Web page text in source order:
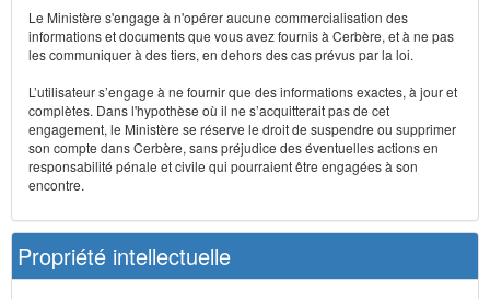
Le Ministère s'engage à n'opérer aucune commercialisation des
informations et documents que vous avez fournis à Cerbère, et à ne pas
les communiquer à des tiers, en dehors des cas prévus par la loi.
L’utilisateur s’engage à ne fournir que des informations exactes, à jour et
complètes. Dans l'hypothèse où il ne s’acquitterait pas de cet
engagement, le Ministère se réserve le droit de suspendre ou supprimer
son compte dans Cerbère, sans préjudice des éventuelles actions en
responsabilité pénale et civile qui pourraient être engagées à son
encontre.
Propriété intellectuelle